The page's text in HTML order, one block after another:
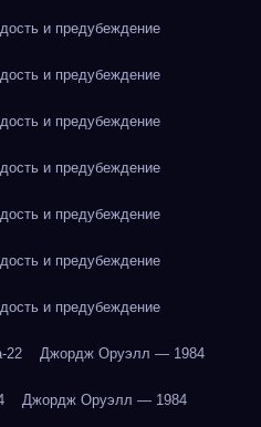
и предубеждение
и предубеждение
и предубеждение
и предубеждение
и предубеждение
и предубеждение
и предубеждение
22 Джордж Оруэлл — 1984
Джордж Оруэлл — 1984